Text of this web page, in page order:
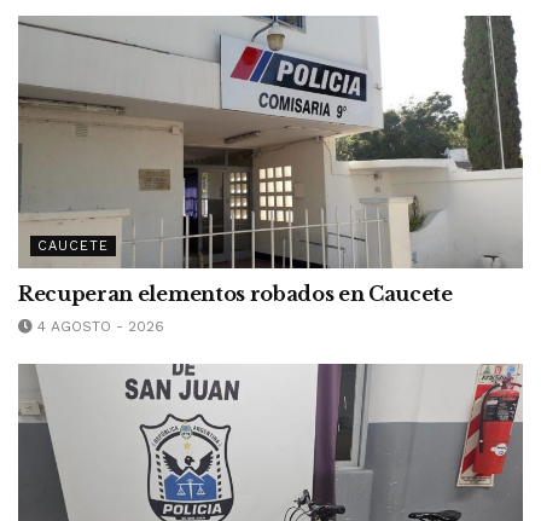
CAUCETE
Recuperan elementos robados en Caucete
4 AGOSTO - 2026